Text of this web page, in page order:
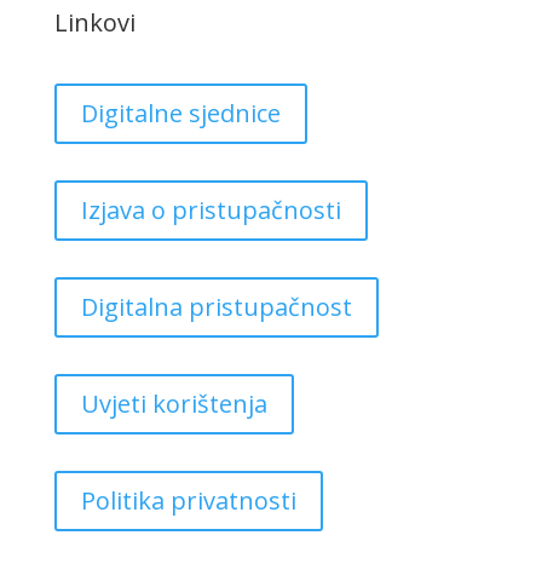
Linkovi
Digitalne sjednice
Izjava o pristupačnosti
Digitalna pristupačnost
Uvjeti korištenja
Politika privatnosti